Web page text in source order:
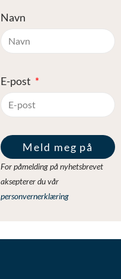
Navn
E-post
Meld meg på
For påmelding på nyhetsbrevet
aksepterer du vår
personvernerklæring